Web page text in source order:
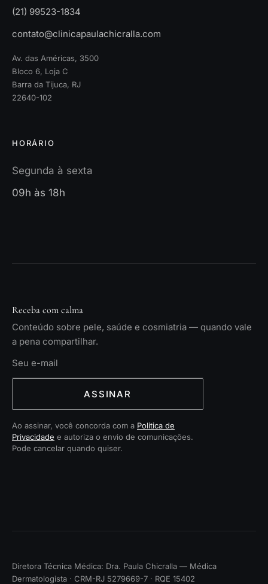
(21) 99523-1834
contato@clinicapaulachicralla.com
Av. das Américas, 3500
Bloco 6, Loja C
Barra da Tijuca, RJ
22640-102
HORÁRIO
Segunda à sexta
09h às 18h
Receba com calma
Conteúdo sobre pele, saúde e cosmiatria — quando vale
a pena compartilhar.
ASSINAR
Ao assinar, você concorda com a Política de
Privacidade e autoriza o envio de comunicações.
Pode cancelar quando quiser.
Diretora Técnica Médica: Dra. Paula Chicralla — Médica
Dermatologista · CRM-RJ 5279669-7 · RQE 15402